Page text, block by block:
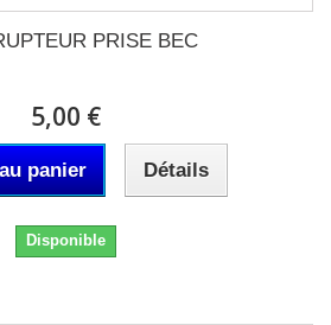
PRISE BEC
5,00 €
panier Détails
Disponible